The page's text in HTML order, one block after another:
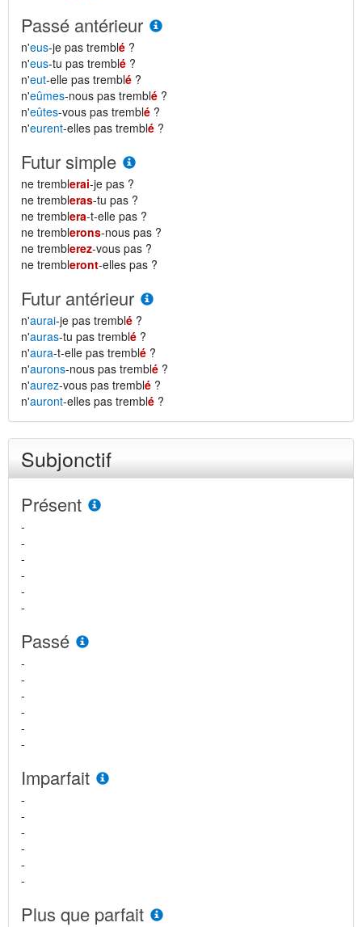
Passé antérieur
n'eus-je pas tremblé ?
n'eus-tu pas tremblé ?
n'eut-elle pas tremblé ?
n'eûmes-nous pas tremblé ?
n'eûtes-vous pas tremblé ?
n'eurent-elles pas tremblé ?
Futur simple
ne tremblerai-je pas ?
ne trembleras-tu pas ?
ne tremblera-t-elle pas ?
ne tremblerons-nous pas ?
ne tremblerez-vous pas ?
ne trembleront-elles pas ?
Futur antérieur
n'aurai-je pas tremblé ?
n'auras-tu pas tremblé ?
n'aura-t-elle pas tremblé ?
n'aurons-nous pas tremblé ?
n'aurez-vous pas tremblé ?
n'auront-elles pas tremblé ?
Subjonctif
Présent
-
-
-
-
-
-
Passé
-
-
-
-
-
-
Imparfait
-
-
-
-
-
-
Plus que parfait